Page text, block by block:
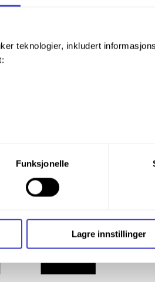
teknologier, inkludert
tillatelse til alle disse formålene.
informasjonskapsler og annen
Funksjonelle
Lagre innstillinger